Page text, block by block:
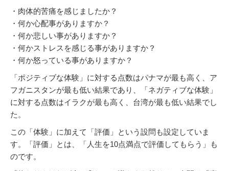
・肉体的苦痛を感じましたか？
・何か心配事がありますか？
・何か悲しい事がありますか？
・何かストレスを感じる事がありますか？
・何か怒っている事がありますか？
「ポジティブな体験」に対する点数はパナマが最も高く、ア
フガニスタンが最も低い結果であり、「ネガティブな体験」
に対する点数はイラクが最も高く、台湾が最も低い結果でし
た。
この「体験」に加えて「評価」という設問も設定していま
す。「評価」とは、「人生を10点満点で評価してもらう」も
のです。